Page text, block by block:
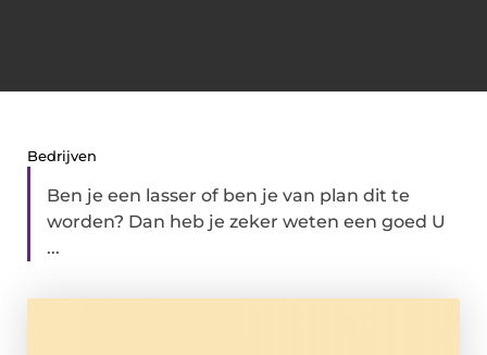
Bedrijven
Ben je een lasser of ben je van plan dit te
worden? Dan heb je zeker weten een goed U
...